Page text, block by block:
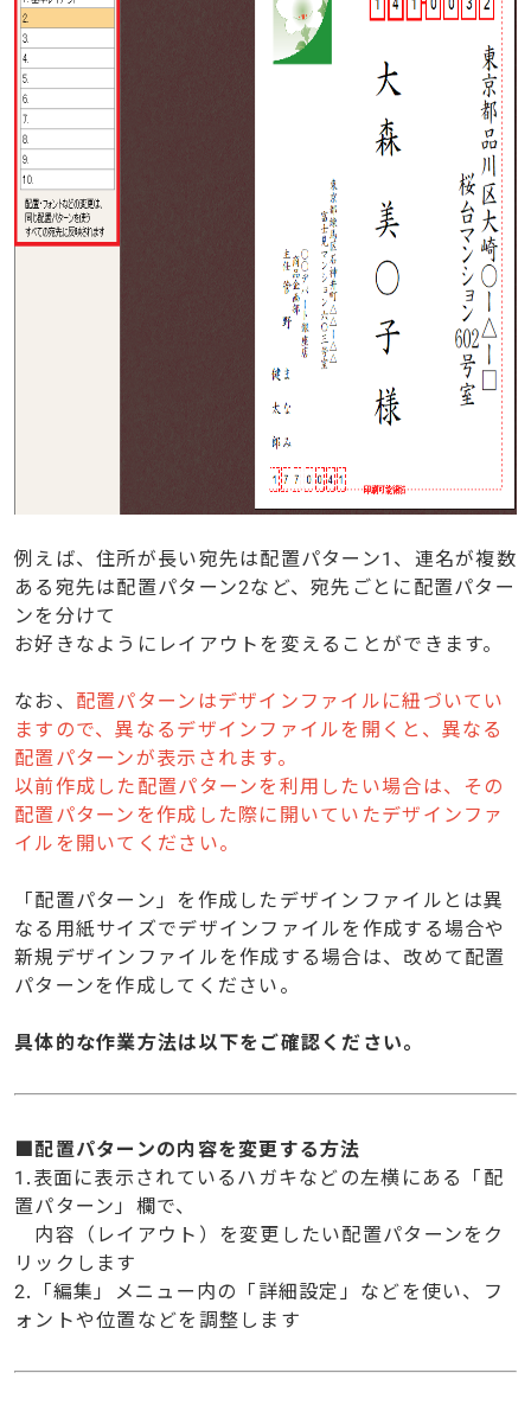
例えば、住所が長い宛先は配置パターン1、連名が複数
ある宛先は配置パターン2など、宛先ごとに配置パター
ンを分けて
お好きなようにレイアウトを変えることができます。
なお、 配置パターンはデザインファイルに紐づいてい
ますので、異なるデザインファイルを開くと、異なる
配置パターンが表示されます。
以前作成した配置パターンを利用したい場合は、その
配置パターンを作成した際に開いていたデザインファ
イルを開いてください。
「配置パターン」を作成したデザインファイルとは異
なる用紙サイズでデザインファイルを作成する場合や
新規デザインファイルを作成する場合は、改めて配置
パターンを作成してください。
具体的な作業方法は以下をご確認ください。
■配置パターンの内容を変更する方法
1.表面に表示されているハガキなどの左横にある「配
置パターン」欄で、
内容（レイアウト）を変更したい配置パターンをク
リックします
2.「編集」メニュー内の「詳細設定」などを使い、フ
ォントや位置などを調整します